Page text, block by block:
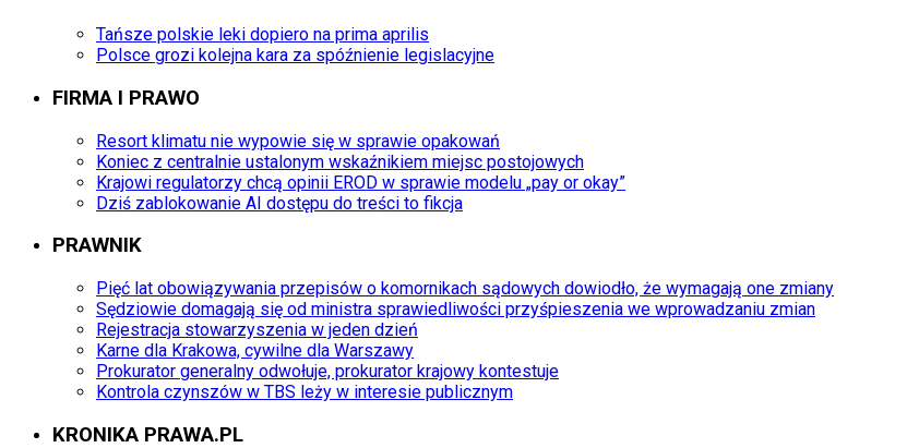
Tańsze polskie leki dopiero na prima aprilis
Polsce grozi kolejna kara za spóźnienie legislacyjne
FIRMA I PRAWO
Resort klimatu nie wypowie się w sprawie opakowań
Koniec z centralnie ustalonym wskaźnikiem miejsc postojowych
Krajowi regulatorzy chcą opinii EROD w sprawie modelu „pay or okay”
Dziś zablokowanie AI dostępu do treści to fikcja
PRAWNIK
Pięć lat obowiązywania przepisów o komornikach sądowych dowiodło, że wymagają one zmiany
Sędziowie domagają się od ministra sprawiedliwości przyśpieszenia we wprowadzaniu zmian
Rejestracja stowarzyszenia w jeden dzień
Karne dla Krakowa, cywilne dla Warszawy
Prokurator generalny odwołuje, prokurator krajowy kontestuje
Kontrola czynszów w TBS leży w interesie publicznym
KRONIKA PRAWA.PL